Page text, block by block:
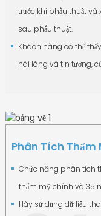
trước khi phẫu thuật
sau phẫu thuật.
Khách hàng có thể
hài lòng và tin tưởng,
Phân Tích Thẩm
Chức năng phân tích
thẩm mỹ chính và 35
Hãy sử dụng dữ liệu